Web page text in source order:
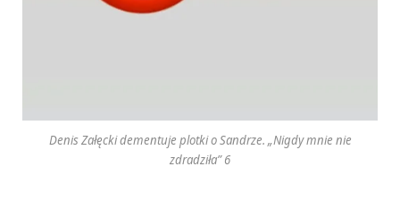
Denis Załęcki dementuje plotki o Sandrze. „Nigdy mnie nie
zdradziła” 6